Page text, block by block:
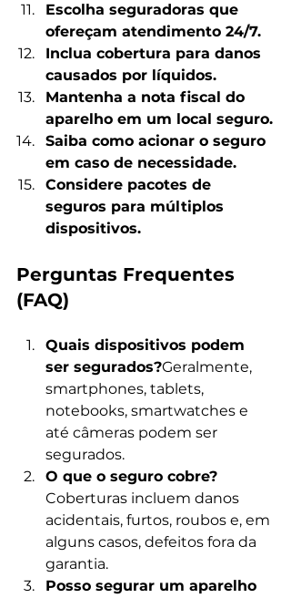
Escolha seguradoras que
ofereçam atendimento 24/7.
Inclua cobertura para danos
causados por líquidos.
Mantenha a nota fiscal do
aparelho em um local seguro.
Saiba como acionar o seguro
em caso de necessidade.
Considere pacotes de
seguros para múltiplos
dispositivos.
Perguntas Frequentes
(FAQ)
Quais dispositivos podem
ser segurados?Geralmente,
smartphones, tablets,
notebooks, smartwatches e
até câmeras podem ser
segurados.
O que o seguro cobre?
Coberturas incluem danos
acidentais, furtos, roubos e, em
alguns casos, defeitos fora da
garantia.
Posso segurar um aparelho